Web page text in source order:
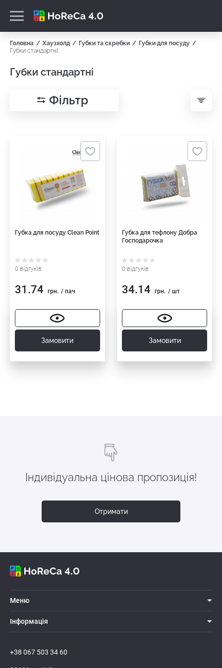
Головна Хаузхолд Губки та скребки
Губки для посуду
Губки стандартні:
Губки стандартні
Фільтр
Губка для посуду Clean Point
0 відгуків
31.74 грн. / пач
Замовити
Губка для тефлону Добра
Господарочка
0 відгуків
34.14 грн. / шт
Замовити
Індивідуальна цінова пропозиція!
Отримати
Меню
Iнформацiя
+38 067 503 34 60